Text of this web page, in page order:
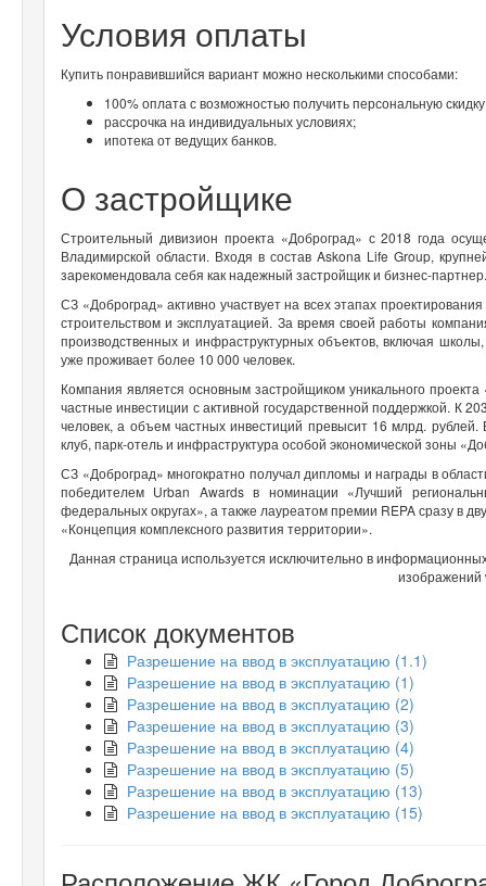
Условия оплаты
Купить понравившийся вариант можно несколькими способами:
100% оплата с возможностью получить персональную
рассрочка на индивидуальных условиях;
ипотека от ведущих банков.
О застройщике
Строительный дивизион проекта «Доброград» с 2018 года
Владимирской области. Входя в состав Askona Life Group,
зарекомендовала себя как надежный застройщик и бизнес-партнер.
СЗ «Доброград» активно участвует на всех этапах
строительством и эксплуатацией. За время своей работы
производственных и инфраструктурных объектов, включая
уже проживает более 10 000 человек.
Компания является основным застройщиком уникального
частные инвестиции с активной государственной поддержкой. К
человек, а объем частных инвестиций превысит 16 млрд.
клуб, парк-отель и инфраструктура особой экономической зоны
СЗ «Доброград» многократно получал дипломы и награды в
победителем Urban Awards в номинации «Лучший
федеральных округах», а также лауреатом премии REPA сразу в
«Концепция комплексного развития территории».
Данная страница используется исключительно в
изображений
Список документов
Разрешение на ввод в эксплуатацию (1.1)
Разрешение на ввод в эксплуатацию (1)
Разрешение на ввод в эксплуатацию (2)
Разрешение на ввод в эксплуатацию (3)
Разрешение на ввод в эксплуатацию (4)
Разрешение на ввод в эксплуатацию (5)
Разрешение на ввод в эксплуатацию (13)
Разрешение на ввод в эксплуатацию (15)